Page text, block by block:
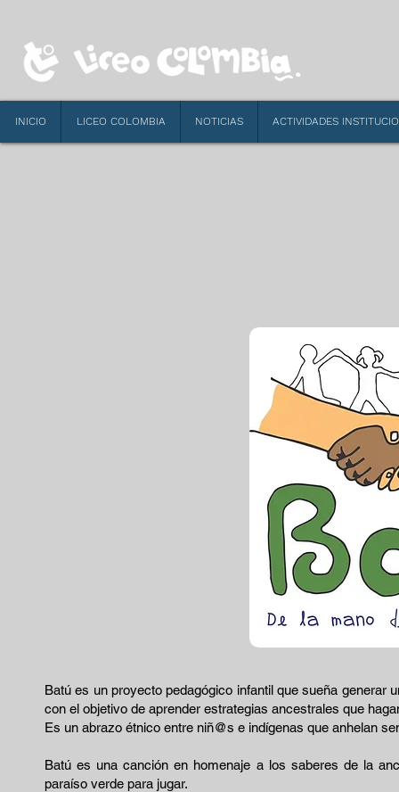
INICIO LICEO COLOMBIA NOTICIAS ACTIVIDADES
Batú es un proyecto pedagógico infantil que sueña
con el objetivo de aprender estrategias ancestrales que
Es un abrazo étnico entre niñ@s e indígenas que anhelan
Batú es una canción en homenaje a los saberes de la
paraíso verde para jugar.